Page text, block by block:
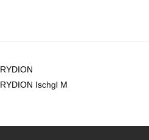
RYDION
RYDION Ischgl M